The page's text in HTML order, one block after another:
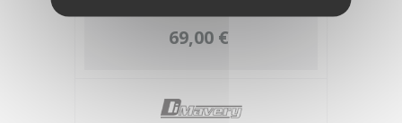
69,00 €